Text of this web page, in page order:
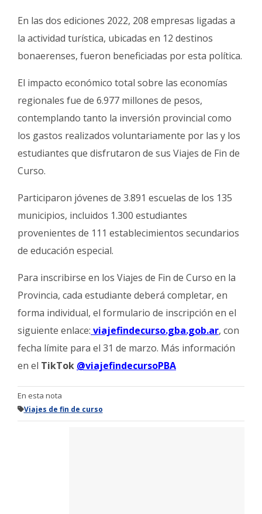
En las dos ediciones 2022, 208 empresas ligadas a
la actividad turística, ubicadas en 12 destinos
bonaerenses, fueron beneficiadas por esta política.
El impacto económico total sobre las economías
regionales fue de 6.977 millones de pesos,
contemplando tanto la inversión provincial como
los gastos realizados voluntariamente por las y los
estudiantes que disfrutaron de sus Viajes de Fin de
Curso.
Participaron jóvenes de 3.891 escuelas de los 135
municipios, incluidos 1.300 estudiantes
provenientes de 111 establecimientos secundarios
de educación especial.
Para inscribirse en los Viajes de Fin de Curso en la
Provincia, cada estudiante deberá completar, en
forma individual, el formulario de inscripción en el
siguiente enlace: viajefindecurso.gba.gob.ar, con
fecha límite para el 31 de marzo. Más información
en el TikTok @viajefindecursoPBA
En esta nota
Viajes de fin de curso